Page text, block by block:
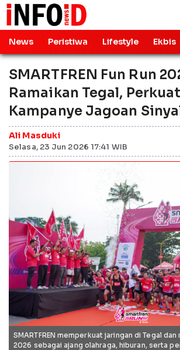
News Peristiwa Lifestyle Ekbis
SMARTFREN Fun Run
Ramaikan Tegal, Perkuat
Kampanye Jagoan
Ali Masduki
Selasa, 23 Jun 2026 17:41 WIB
SMARTFREN memperkuat jaringan di Tegal dan
2026 sebagai ajang olahraga, hiburan, serta